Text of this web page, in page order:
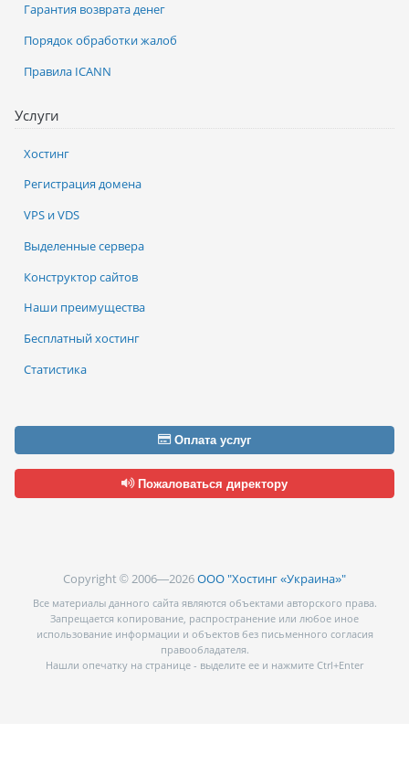
Услуги
Хостинг
Регистрация домена
VPS и VDS
Выделенные сервера
Конструктор сайтов
Наши преимущества
Бесплатный хостинг
Статистика
Гарантия возврата денег
Порядок обработки жалоб
Правила ICANN
Оплата услуг
Пожаловаться директору
Copyright © 2006—2026ООО "Хостинг «Украина»"
Все материалы данного сайта являются объектами авторского права.
Запрещается копирование, распространение или любое иное
использование информации и объектов без письменного согласия
правообладателя.
Нашли опечатку на странице - выделите ее и нажмите Ctrl+Enter